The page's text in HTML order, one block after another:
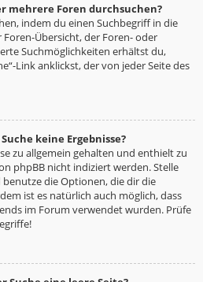
mehrere Foren durchsuchen?
indem du einen Suchbegriff in die
Übersicht, der Foren- oder
Suchmöglichkeiten erhältst du,
Link anklickst, der von jeder Seite des
keine Ergebnisse?
zu allgemein gehalten und enthielt zu
phpBB nicht indiziert werden. Stelle
die Optionen, die dir die
ist es natürlich auch möglich, dass
im Forum verwendet wurden. Prüfe